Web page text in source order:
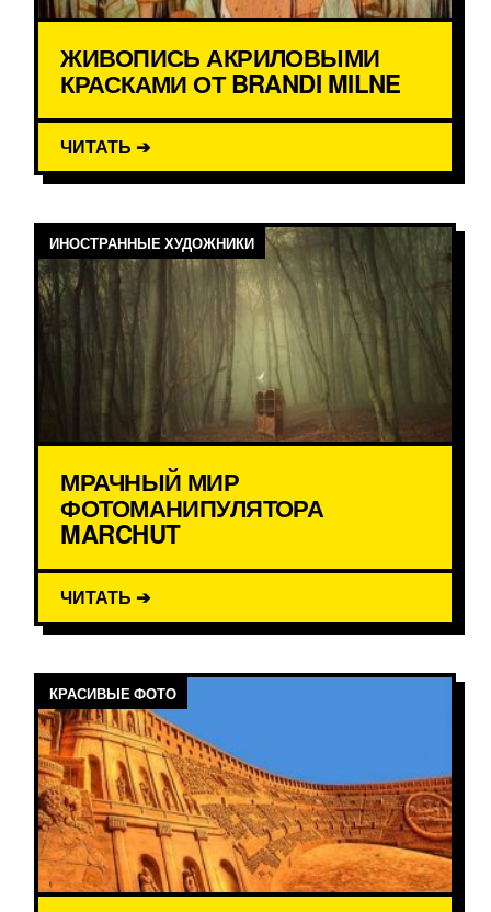
ЖИВОПИСЬ АКРИЛОВЫМИ
КРАСКАМИ ОТ BRANDI MILNE
ЧИТАТЬ ➔
ИНОСТРАННЫЕ ХУДОЖНИКИ
МРАЧНЫЙ МИР
ФОТОМАНИПУЛЯТОРА
MARCHUT
ЧИТАТЬ ➔
КРАСИВЫЕ ФОТО